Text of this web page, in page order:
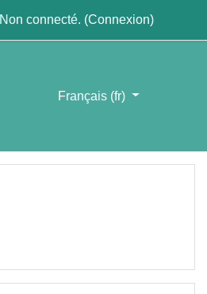
Non connecté. (Connexion)
Français ‎(fr)‎